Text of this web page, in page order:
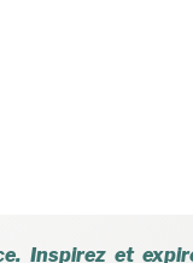
Inspirez et